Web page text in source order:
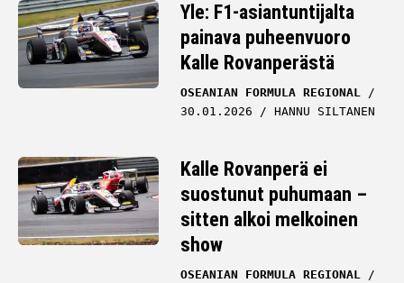
Yle: F1-asiantuntijalta
painava puheenvuoro
Kalle Rovanperästä
OSEANIAN FORMULA REGIONAL
30.01.2026
HANNU SILTANEN
Kalle Rovanperä ei
suostunut puhumaan –
sitten alkoi melkoinen
show
OSEANIAN FORMULA REGIONAL